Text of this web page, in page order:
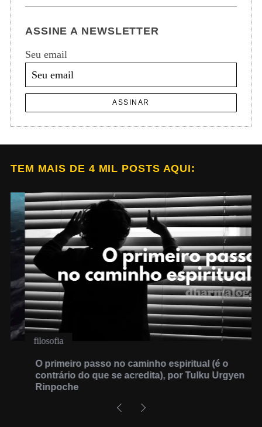
ASSINE A NEWSLETTER
Seu email
ASSINAR
TEM MAIS DE 4 MIL POSTS AQUI:
filosofia
O primeiro passo no caminho espiritual (é o
contrário do que se acredita), por Tulku Urgyen
Rinpoche